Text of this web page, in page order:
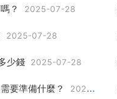
？ 2025-07-28
2025-07-28
少錢 2025-07-28
要準備什麼？ 2025-07-28